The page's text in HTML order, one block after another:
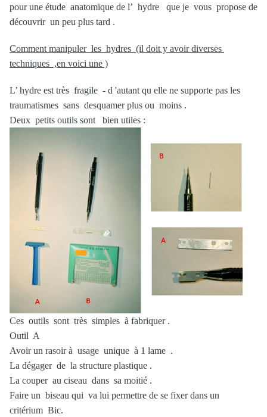
pour une étude anatomique de l’ hydre que je vous propose de
découvrir un peu plus tard .
Comment manipuler les hydres (il doit y avoir diverses
techniques ,en voici une )
L’ hydre est très fragile - d 'autant qu elle ne supporte pas les
traumatismes sans desquamer plus ou moins .
Deux petits outils sont bien utiles :
Ces outils sont très simples à fabriquer .
Outil A
Avoir un rasoir à usage unique à 1 lame .
La dégager de la structure plastique .
La couper au ciseau dans sa moitié .
Faire un biseau qui va lui permettre de se fixer dans un
critérium Bic.